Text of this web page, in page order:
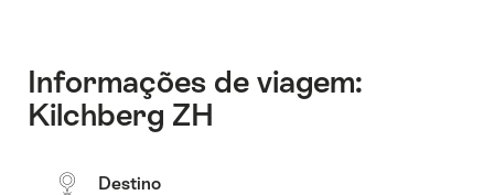
Informações de viagem:
Kilchberg ZH
Destino